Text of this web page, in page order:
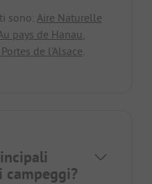
sono: Aire Naturelle
pays de Hanau
de l'Alsace